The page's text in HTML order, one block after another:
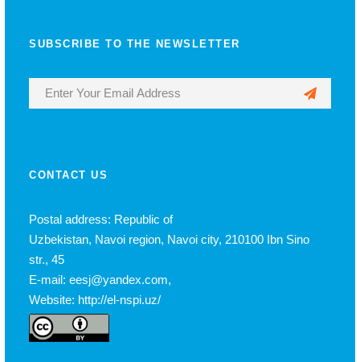
SUBSCRIBE TO THE NEWSLETTER
CONTACT US
Postal address: Republic of
Uzbekistan, Navoi region, Navoi city, 210100 Ibn Sino
str., 45
E-mail: eesj@yandex.com,
Website: http://el-nspi.uz/